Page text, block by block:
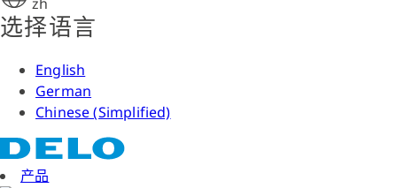
选择语言
English
German
Chinese (Simplified)
产品